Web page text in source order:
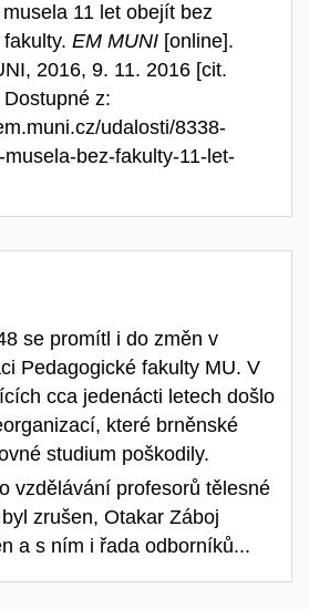
11 let obejít bez
EM MUNI [online].
2016, 9. 11. 2016 [cit.
z:
udalosti/8338-
bez-fakulty-11-let-
se promítl i do změn v
Pedagogické fakulty MU. V
cca jedenácti letech došlo
které brněnské
studium poškodily.
vzdělávání profesorů tělesné
zrušen, Otakar Záboj
a s ním i řada odborníků...